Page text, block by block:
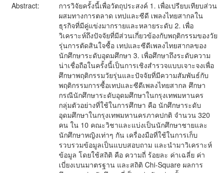
Abstract:
การวิจัยครั้งนี้เพื่อวัตถุประสงค์ 1. เพื่อเปรียบเทียบส่วน
ผสมทางการตลาด เทปและซีดี เพลงไทยสากลใน
ธุรกิจที่มีคู่แข่งมากรายและหลายระดับ 2. เพื่อ
วิเคราะห์ถึงปัจจัยที่มีส่วนเกี่ยวข้องกับพฤติกรรมของวัย
รุ่นการตัดสินใจซื้อ เทปและซีดีเพลงไทยสากลของ
นักศึกษาระดับอุดมศึกษา 3. เพื่อศึกษาถึงระดับความ
น่าเชื่อถือในครั้งนี้เป็นการเชิงสำรวจแบบเจาะจงเพื่อ
ศึกษาพฤติกรรมวัยรุ่นและปัจจัยที่มีความสัมพันธ์กับ
พฤติกรรมการซื้อเทปและซีดีเพลงไทยสากล ศึกษา
กรณีนักศึกษาระดับอุดมศึกษาในกรุงเทพมหานคร
กลุ่มตัวอย่างที่ใช้ในการศึกษา คือ นักศึกษาระดับ
อุดมศึกษาในกรุงเทพมหานครภาคปกติ จำนวน 320
คน ใน 10 คณะวิชาและแบ่งเป็นนักศึกษาชายและ
นักศึกษาหญิงเท่าๆ กัน เครื่องมือที่ใช้ในการเก็บ
รวบรวมข้อมูลเป็นแบบสอบถาม และนำมาวิเคราะห์
ข้อมูล โดยใช้สถิติ คือ ความถี่ ร้อยละ ค่าเฉลี่ย ค่า
เบี่ยงเบนมาตรฐาน และสถิติ Chi-Square ผลการ